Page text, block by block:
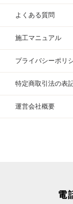
よくある質問
施工マニュアル
プライバシーポリ
特定商取引法の表
運営会社概要
電